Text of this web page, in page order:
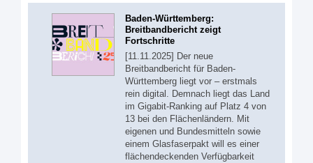
Baden-Württemberg:
Breitbandbericht zeigt
Fortschritte
[11.11.2025] Der neue
Breitbandbericht für Baden-
Württemberg liegt vor – erstmals
rein digital. Demnach liegt das Land
im Gigabit-Ranking auf Platz 4 von
13 bei den Flächenländern. Mit
eigenen und Bundesmitteln sowie
einem Glasfaserpakt will es einer
flächendeckenden Verfügbarkeit